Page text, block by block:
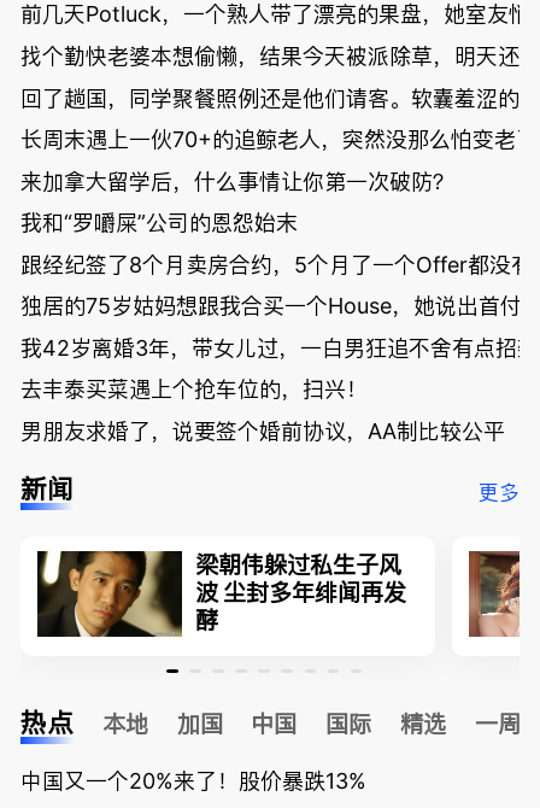
前几天Potluck，一个熟人带了漂亮的果盘，她室友悄
找个勤快老婆本想偷懒，结果今天被派除草，明天还
回了趟国，同学聚餐照例还是他们请客。软囊羞涩的
长周末遇上一伙70+的追鲸老人，突然没那么怕变老了
来加拿大留学后，什么事情让你第一次破防？
我和“罗嚼屎”公司的恩怨始末
跟经纪签了8个月卖房合约，5个月了一个Offer都没有
独居的75岁姑妈想跟我合买一个House，她说出首付
我42岁离婚3年，带女儿过，一白男狂追不舍有点招
去丰泰买菜遇上个抢车位的，扫兴！
男朋友求婚了，说要签个婚前协议，AA制比较公平
新闻 更多
梁朝伟躲过私生子风
波 尘封多年绯闻再发
酵
热点 本地 加国 中国 国际 精选 一周
中国又一个20%来了！股价暴跌13%